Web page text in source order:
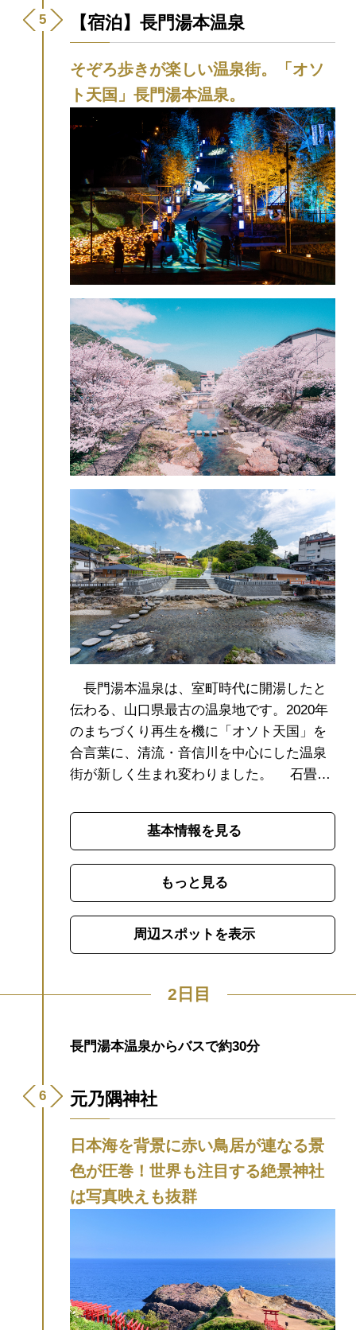
温泉の宿泊者限定で坐禅体験できます。歴
史あるお寺で、爽やかな時間を過ごしてみ
【宿泊】長門湯本温泉
そぞろ歩きが楽しい温泉街。「オソ
ト天国」長門湯本温泉。
長門湯本温泉は、室町時代に開湯したと
伝わる、山口県最古の温泉地です。2020年
のまちづくり再生を機に「オソト天国」を
合言葉に、清流・音信川を中心にした温泉
街が新しく生まれ変わりました。
石畳の
ろして清流を眺めたり、飛び石を渡って水
のせせらぎを間近に感じたり。散策の途中
べ歩きも楽しめます。また、春は桜、初夏
にはゲンジボタルが舞い、秋は紅葉、冬は
灯りのイベントが開催されるなど四季折々
の魅力を楽しむことができます。元乃隅神
通アクセスが良く、観光の拠点にもおすす
の歴史を持つ長門湯本温泉のシンボルとし
こちら。
基本情報を見る
もっと見る
周辺スポットを表示
2日目
長門湯本温泉からバスで約30分
元乃隅神社
日本海を背景に赤い鳥居が連なる景
色が圧巻！世界も注目する絶景神社
は写真映えも抜群